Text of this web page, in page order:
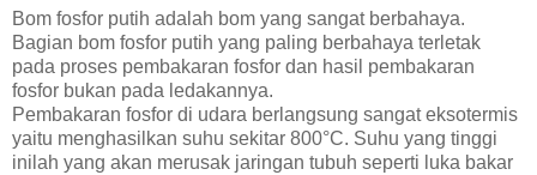
Bom fosfor putih adalah bom yang sangat berbahaya.
Bagian bom fosfor putih yang paling berbahaya terletak
pada proses pembakaran fosfor dan hasil pembakaran
fosfor bukan pada ledakannya.
Pembakaran fosfor di udara berlangsung sangat eksotermis
yaitu menghasilkan suhu sekitar 800°C. Suhu yang tinggi
inilah yang akan merusak jaringan tubuh seperti luka bakar